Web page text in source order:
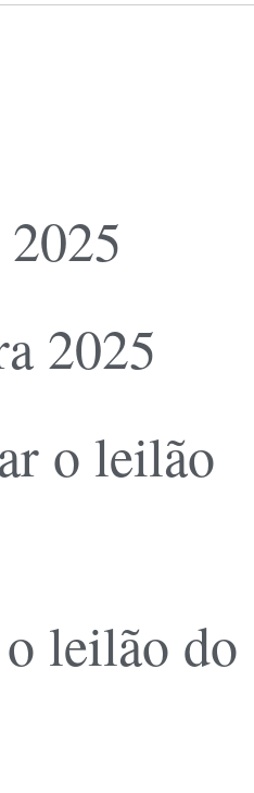
2025
o leilão
leilão do